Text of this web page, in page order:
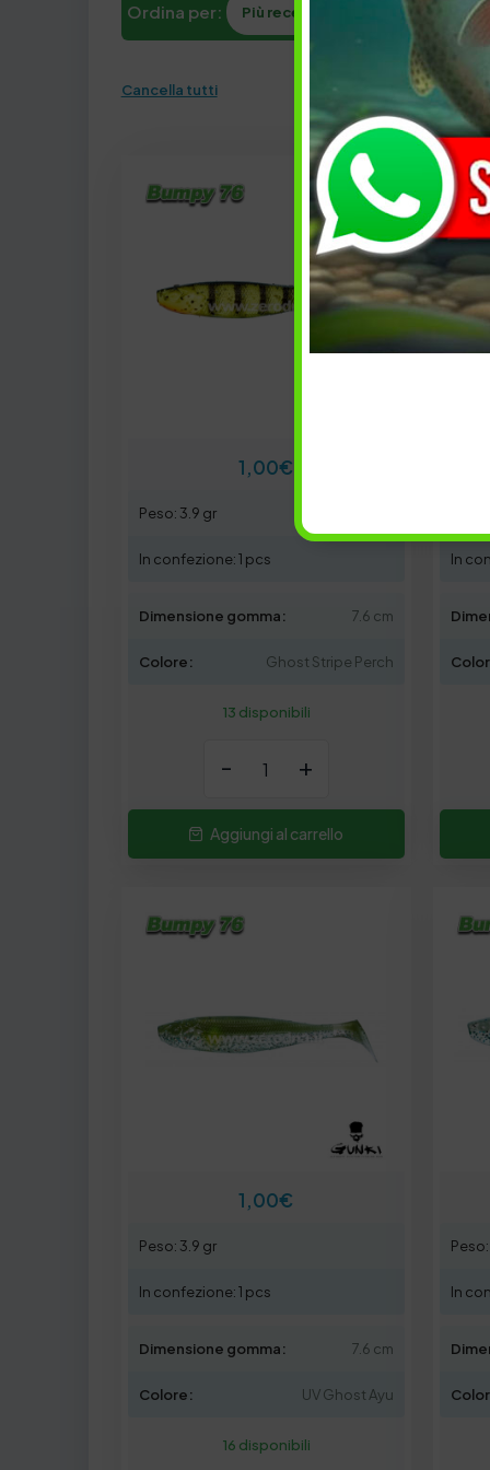
Ordina per: Più recenti Dimensione
Cancella tutti
1,00€
Peso: 3.9 gr
In confezione: 1 pcs
Dimensione gomma: 7.6 cm
Colore: Ghost Stripe Perch
13 disponibili
- +
Aggiungi al carrello
In
1,00€
Peso: 3.9 gr
In confezione: 1 pcs
Dimensione gomma: 7.6 cm
Colore: UV Ghost Ayu
16 disponibili
In